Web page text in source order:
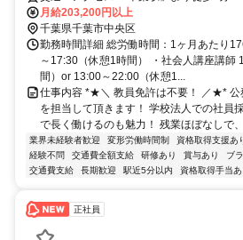
月給203,200円以上
千葉県千葉市中央区
勤務時間詳細 総労働時間：1ヶ月あたり
～17:30（休憩1時間） ・社会人講座講師
間）or 13:00～22:00（休憩1...
仕事内容 *★＼ 教員免許は不要！ ／★* 公
を担当して頂きます！ 学校法人での社員
で長く働けるのも魅力！ 残業ほぼなしで
業界未経験者歓迎 変形労働時間制 資格取得支援あ
経験不問
交通費全額支給 研修あり 賞与あり ブ
交通費支給
長期歓迎 駅近5分以内 資格取得手当あ
正社員